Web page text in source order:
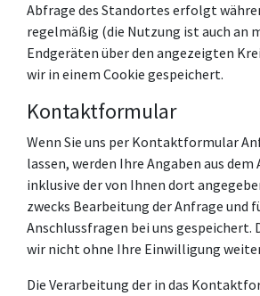
Abfrage des Standortes erfolgt
regelmäßig (die Nutzung ist auch an
Endgeräten über den angezeigten
wir in einem Cookie gespeichert.
Kontaktformular
Wenn Sie uns per Kontaktformular
lassen, werden Ihre Angaben aus
inklusive der von Ihnen dort
zwecks Bearbeitung der Anfrage und
Anschlussfragen bei uns gespeichert.
wir nicht ohne Ihre Einwilligung
Die Verarbeitung der in das